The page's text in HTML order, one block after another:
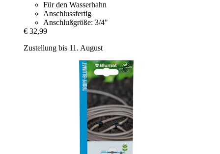
Für den Wasserhahn
Anschlussfertig
Anschlußgröße: 3/4"
€ 32,99
Zustellung bis 11. August